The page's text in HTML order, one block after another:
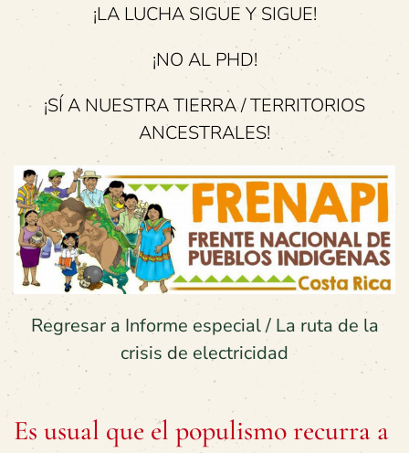
¡LA LUCHA SIGUE Y SIGUE!
¡NO AL PHD!
¡SÍ A NUESTRA TIERRA / TERRITORIOS
ANCESTRALES!
Regresar a Informe especial / La ruta de la
crisis de electricidad
Es usual que el populismo recurra a